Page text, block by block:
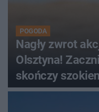
POGODA
Nagły zwrot
Olsztyna!
skończy